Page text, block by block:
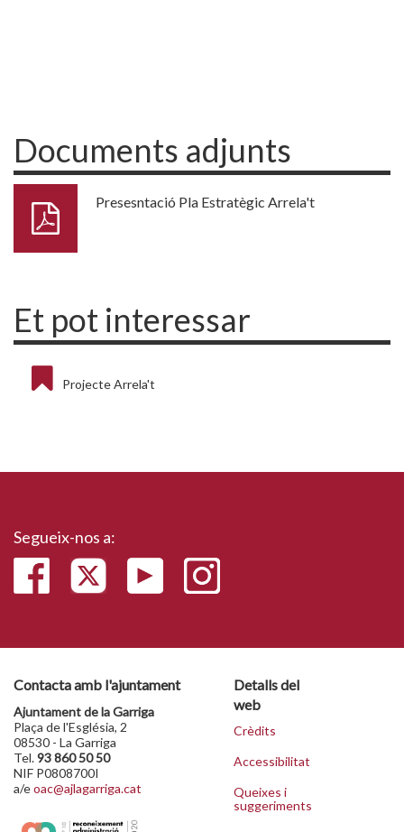
Documents adjunts
Presesntació Pla Estratègic Arrela't
Et pot interessar
Projecte Arrela't
Segueix-nos a:
Contacta amb l'ajuntament
Ajuntament de la Garriga
Plaça de l'Església, 2
08530 - La Garriga
Tel.93 860 50 50
NIF P0808700I
a/eoac@ajlagarriga.cat
Detalls del
web
Crèdits
Accessibilitat
Queixes i
suggeriments